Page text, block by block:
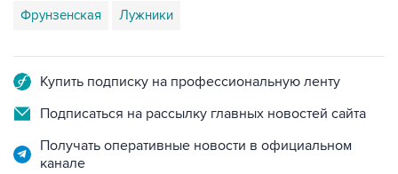
Фрунзенская Лужники
Купить подписку на профессиональную ленту
Подписаться на рассылку главных новостей сайта
Получать оперативные новости в официальном
канале